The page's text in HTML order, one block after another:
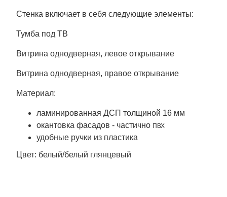
Стенка включает в себя следующие элементы:
Тумба под ТВ
Витрина однодверная, левое открывание
Витрина однодверная, правое открывание
Материал:
ламинированная ДСП толщиной 16 мм
окантовка фасадов - частично ПВХ
удобные ручки из пластика
Цвет: белый/белый глянцевый